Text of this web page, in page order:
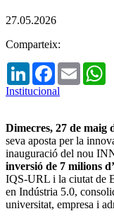
27.05.2026
Comparteix:
LinkedInFacebook
Email
Institucional
Dimecres, 27 de maig
seva aposta per la
inauguració del nou
inversió de 7 milions
IQS-URL i la ciutat de
en Indústria 5.0,
universitat, empresa i